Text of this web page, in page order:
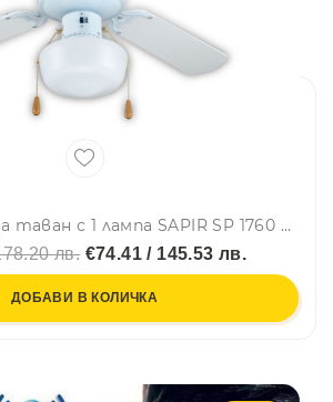
Вентилатор за таван с 1 лампа SAPIR SP 1760 4C1L, 50W, 106 см, 3 степени, Въртене в две посоки, Бял
лв.€74.41 / 145.53 лв.
ДОБАВИ В КОЛИЧКА